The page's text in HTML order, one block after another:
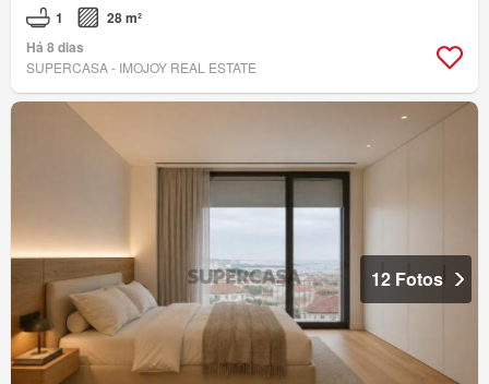
1
28 m²
Há 8 dias
SUPERCASA - IMOJOY REAL ESTATE
12 Fotos